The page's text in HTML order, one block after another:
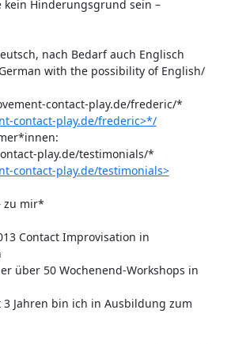
kein Hinderungsgrund sein –
nach Bedarf auch Englisch
with the possibility of English/
contact-play.de/frederic/*
contact-play.de/frederic>*/
play.de/testimonials/*
contact-play.de/testimonials>
zu mir*
Contact Improvisation in
über 50 Wochenend-Workshops in
Jahren bin ich in Ausbildung zum